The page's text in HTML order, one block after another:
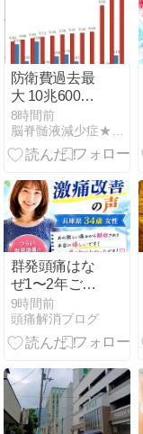
防衛費過去最
大 10兆6000
億円
8時間前
群発頭痛はな
ぜ1〜2年ごと
に起こるの
か？「火山噴
火」で知る痛
県34歳女性
9時間前
頭痛解消ブログ